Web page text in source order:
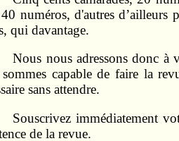
numéros, d'autres
qui davantage.
Nous nous adressons donc à
capable de faire la
sans attendre.
Souscrivez immédiatement
de la revue.